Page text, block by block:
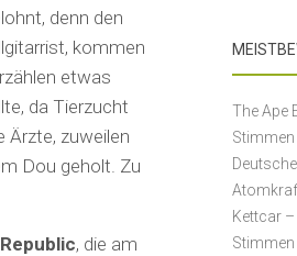
denn den
kommen
etwas
da Tierzucht
Ärzte, zuweilen
Dou geholt. Zu
, die am
The Ape
Stimmen
Kettcar
Stimmen